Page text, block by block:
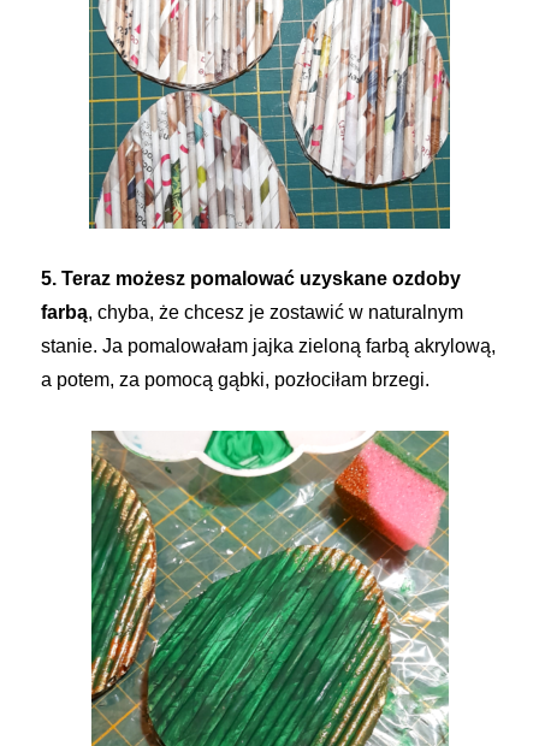
5. Teraz możesz pomalować uzyskane ozdoby
farbą, chyba, że chcesz je zostawić w naturalnym
stanie. Ja pomalowałam jajka zieloną farbą akrylową,
a potem, za pomocą gąbki, pozłociłam brzegi.